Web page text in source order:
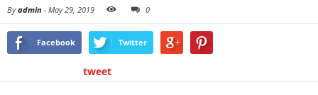
Byadmin - May 29, 2019 0
Facebook Twitter
tweet